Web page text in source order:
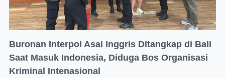
Buronan Interpol Asal Inggris Ditangkap di Bali
Saat Masuk Indonesia, Diduga Bos Organisasi
Kriminal Intenasional